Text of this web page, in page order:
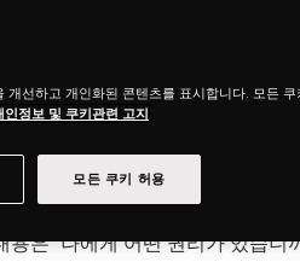
한회사 및 Tempur® Sealy 그룹(
은 "나에게 어떤 권리가 있습니
선하고 개인화된 콘텐츠를 표시합니다. 모든
인정보 및 쿠키관련 고지
모든 쿠키 허용